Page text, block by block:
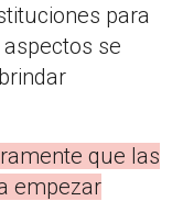
para
se
que las
empezar